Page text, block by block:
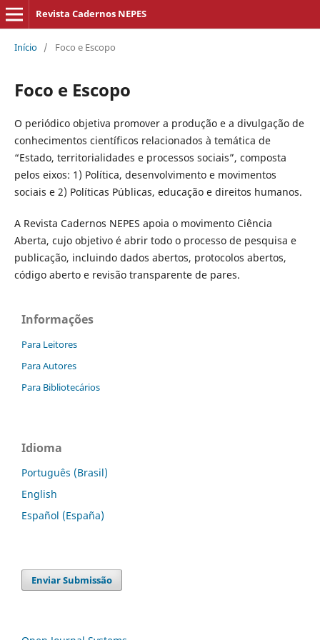
Revista Cadernos NEPES
Início / Foco e Escopo
Foco e Escopo
O periódico objetiva promover a produção e a divulgação de
conhecimentos científicos relacionados à temática de
“Estado, territorialidades e processos sociais”, composta
pelos eixos: 1) Política, desenvolvimento e movimentos
sociais e 2) Políticas Públicas, educação e direitos humanos.
A Revista Cadernos NEPES apoia o movimento Ciência
Aberta, cujo objetivo é abrir todo o processo de pesquisa e
publicação, incluindo dados abertos, protocolos abertos,
código aberto e revisão transparente de pares.
Informações
Para Leitores
Para Autores
Para Bibliotecários
Idioma
Português (Brasil)
English
Español (España)
Enviar Submissão